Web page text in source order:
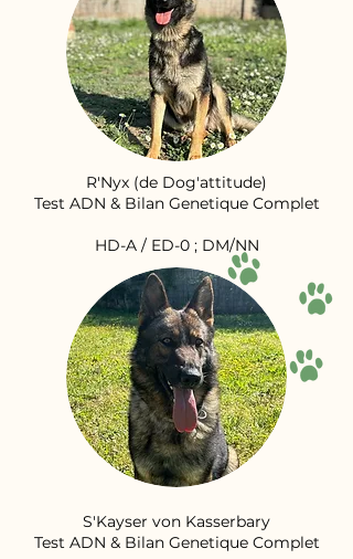
R'Nyx (de Dog'attitude)
Test ADN & Bilan Genetique Complet
HD-A / ED-0 ; DM/NN
S'Kayser von Kasserbary
Test ADN & Bilan Genetique Complet